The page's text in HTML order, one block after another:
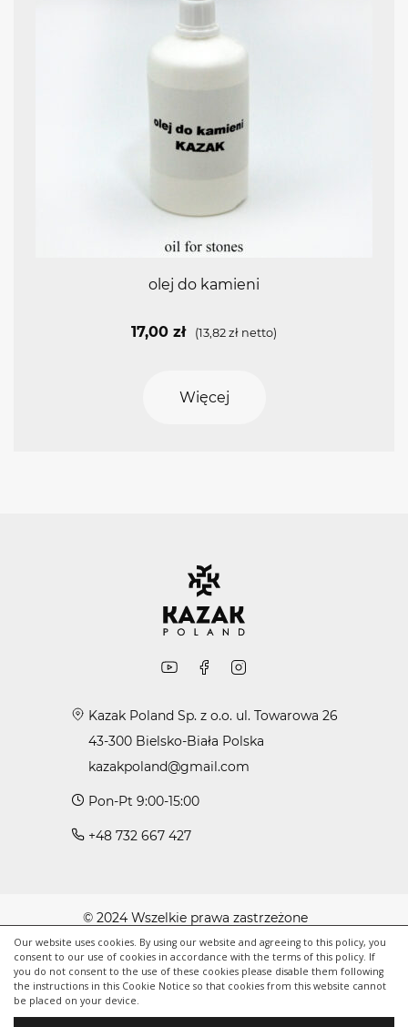
Our website uses cookies. By using our website and agreeing to this policy, you
consent to our use of cookies in accordance with the terms of this policy. If
you do not consent to the use of these cookies please disable them following
the instructions in this Cookie Notice so that cookies from this website cannot
be placed on your device.
olej do kamieni
17,00 zł (13,82 zł netto)
Więcej
Kazak Poland Sp. z o.o. ul. Towarowa 26
43-300 Bielsko-Biała Polska
kazakpoland@gmail.com
Pon-Pt 9:00-15:00
+48 732 667 427
© 2024 Wszelkie prawa zastrzeżone
Polityka cookie
Polityka prywatności
Regulamin